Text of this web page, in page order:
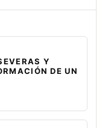
Y
DE UN